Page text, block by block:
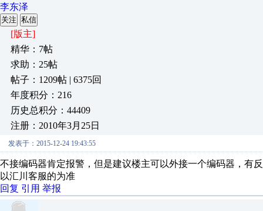
李东泽
关注 私信
[版主]
精华：7帖
求助：25帖
帖子：1209帖 | 6375回
年度积分：216
历史总积分：44409
注册：2010年3月25日
发表于：2015-12-24 19:43:55
不接编码器肯定报警，但是建议楼主可以外接一个编码器，有
以汇川客服的为准
回复 引用 举报